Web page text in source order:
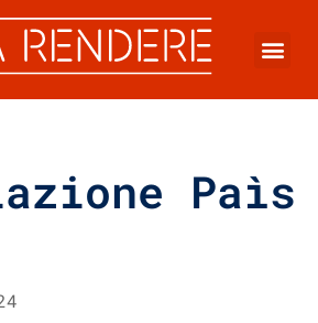
Paìs